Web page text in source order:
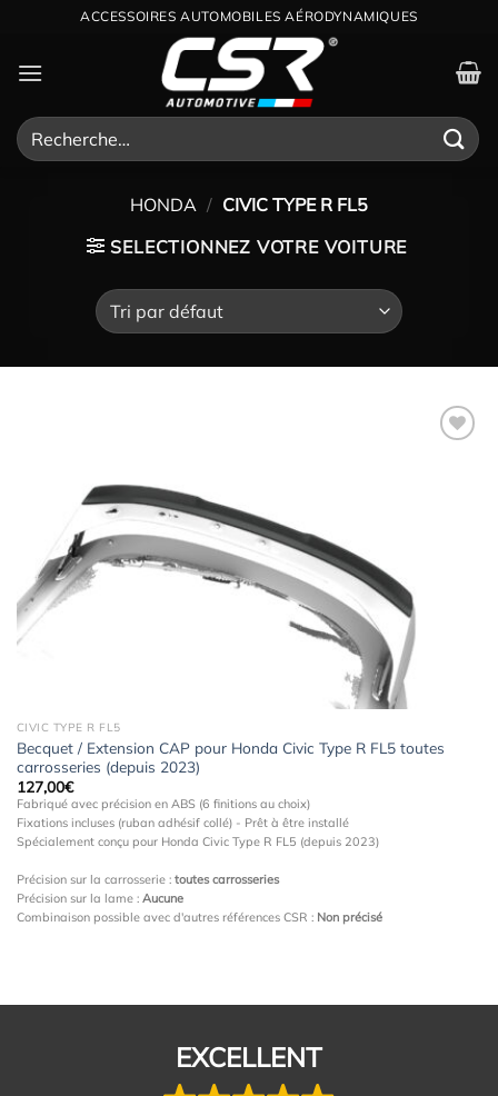
contenu
ACCESSOIRES AUTOMOBILES AÉRODYNAMIQUES
Recherche
pour :
HONDA / CIVIC TYPE R FL5
SELECTIONNEZ VOTRE VOITURE
CIVIC TYPE R FL5
Becquet / Extension CAP pour Honda Civic Type R FL5 toutes
carrosseries (depuis 2023)
127,00€
Fabriqué avec précision en ABS (6 finitions au choix)
Fixations incluses (ruban adhésif collé) - Prêt à être installé
Spécialement conçu pour Honda Civic Type R FL5 (depuis 2023)
Précision sur la carrosserie : toutes carrosseries
Précision sur la lame : Aucune
Combinaison possible avec d'autres références CSR : Non précisé
EXCELLENT